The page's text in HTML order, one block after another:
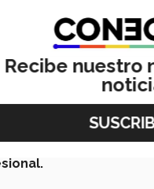
a los 11
de juego.
ciudad en la que
al futbolista en ciernes
como
Recibe nuestro